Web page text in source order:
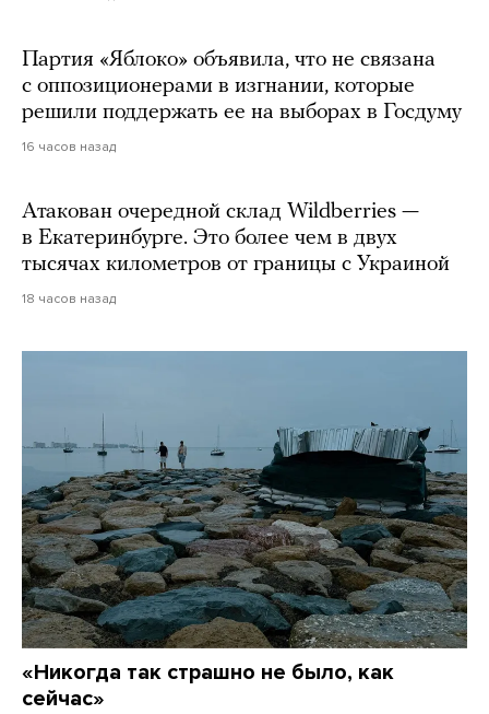
Партия «Яблоко» объявила, что не связана
с оппозиционерами в изгнании, которые
решили поддержать ее на выборах в Госдуму
16 часов назад
Атакован очередной склад Wildberries —
в Екатеринбурге. Это более чем в двух
тысячах километров от границы с Украиной
18 часов назад
«Никогда так страшно не было, как
сейчас»